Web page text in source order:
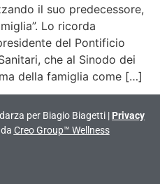
il suo predecessore,
Lo ricorda
del Pontificio
che al Sinodo dei
della famiglia come […]
per Biagio Biagetti | Privacy
Creo Group™ Wellness